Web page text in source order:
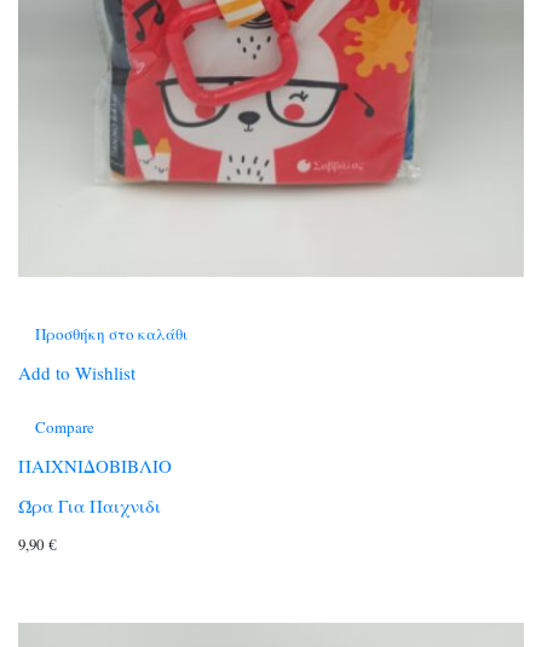
Προσθήκη στο καλάθι
Add to Wishlist
Compare
ΠΑΙΧΝΙΔΟΒΙΒΛΙΟ
Ώρα Για Παιχνιδι
9,90 €